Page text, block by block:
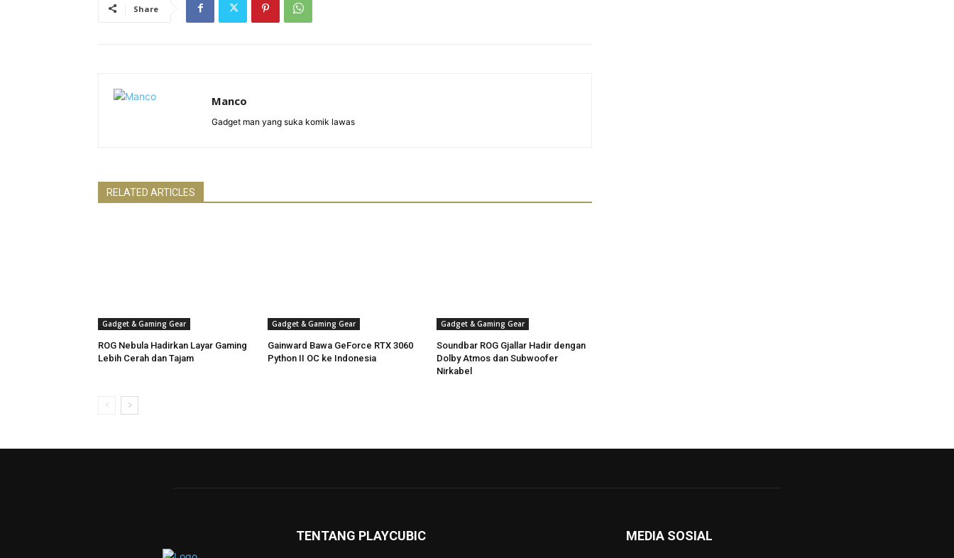
Share
Manco
Gadget man yang suka komik lawas
RELATED ARTICLES
Gadget & Gaming Gear
ROG Nebula Hadirkan Layar Gaming
Lebih Cerah dan Tajam
Gadget & Gaming Gear
Gainward Bawa GeForce RTX 3060
Python II OC ke Indonesia
Gadget & Gaming Gear
Soundbar ROG Gjallar Hadir dengan
Dolby Atmos dan Subwoofer
Nirkabel
TENTANG PLAYCUBIC MEDIA SOSIAL